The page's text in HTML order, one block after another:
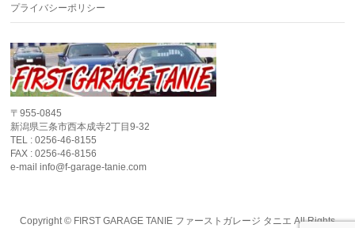
プライバシーポリシー
〒955-0845
新潟県三条市西本成寺2丁目9-32
TEL : 0256-46-8155
FAX : 0256-46-8156
e-mail info@f-garage-tanie.com
Copyright © FIRST GARAGE TANIE ファーストガレージ タニエ All Rights